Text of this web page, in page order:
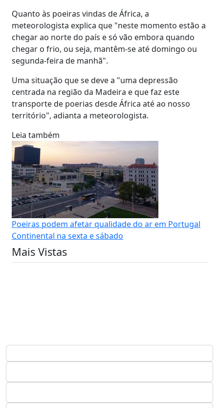
Quanto às poeiras vindas de África, a
meteorologista explica que "neste momento estão a
chegar ao norte do país e só vão embora quando
chegar o frio, ou seja, mantêm-se até domingo ou
segunda-feira de manhã".
Uma situação que se deve a "uma depressão
centrada na região da Madeira e que faz este
transporte de poerias desde África até ao nosso
território", adianta a meteorologista.
Leia também
Poeiras podem afetar qualidade do ar em Portugal
Continental na sexta e sábado
Mais Vistas